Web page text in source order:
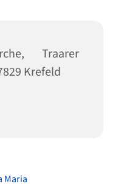
Traarer
Krefeld
Maria